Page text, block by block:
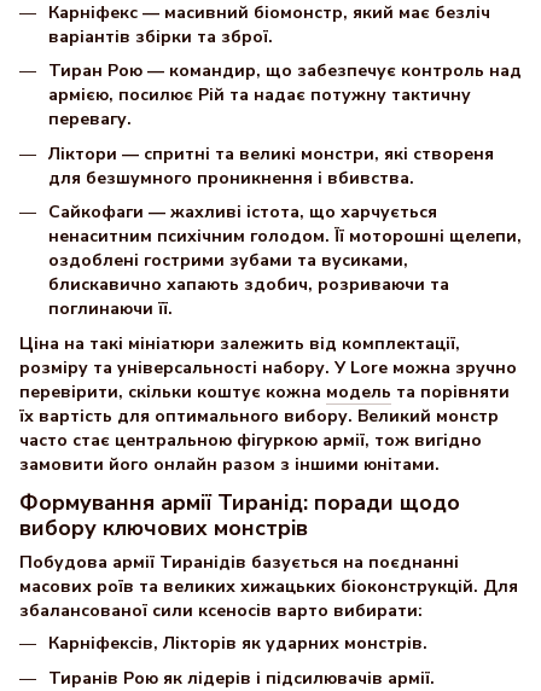
Карніфекс — масивний біомонстр, який має безліч
варіантів збірки та зброї.
Тиран Рою — командир, що забезпечує контроль над
армією, посилює Рій та надає потужну тактичну
перевагу.
Ліктори — спритні та великі монстри, які створеня
для безшумного проникнення і вбивства.
Сайкофаги — жахливі істота, що харчується
ненаситним психічним голодом. Її моторошні щелепи,
оздоблені гострими зубами та вусиками,
блискавично хапають здобич, розриваючи та
поглинаючи її.
Ціна на такі мініатюри залежить від комплектації,
розміру та універсальності набору. У Lore можна зручно
перевірити, скільки коштує кожна модель та порівняти
їх вартість для оптимального вибору. Великий монстр
часто стає центральною фігуркою армії, тож вигідно
замовити його онлайн разом з іншими юнітами.
Формування армії Тиранід: поради щодо
вибору ключових монстрів
Побудова армії Тиранідів базується на поєднанні
масових роїв та великих хижацьких біоконструкцій. Для
збалансованої сили ксеносів варто вибирати:
Карніфексів, Лікторів як ударних монстрів.
Тиранів Рою як лідерів і підсилювачів армії.